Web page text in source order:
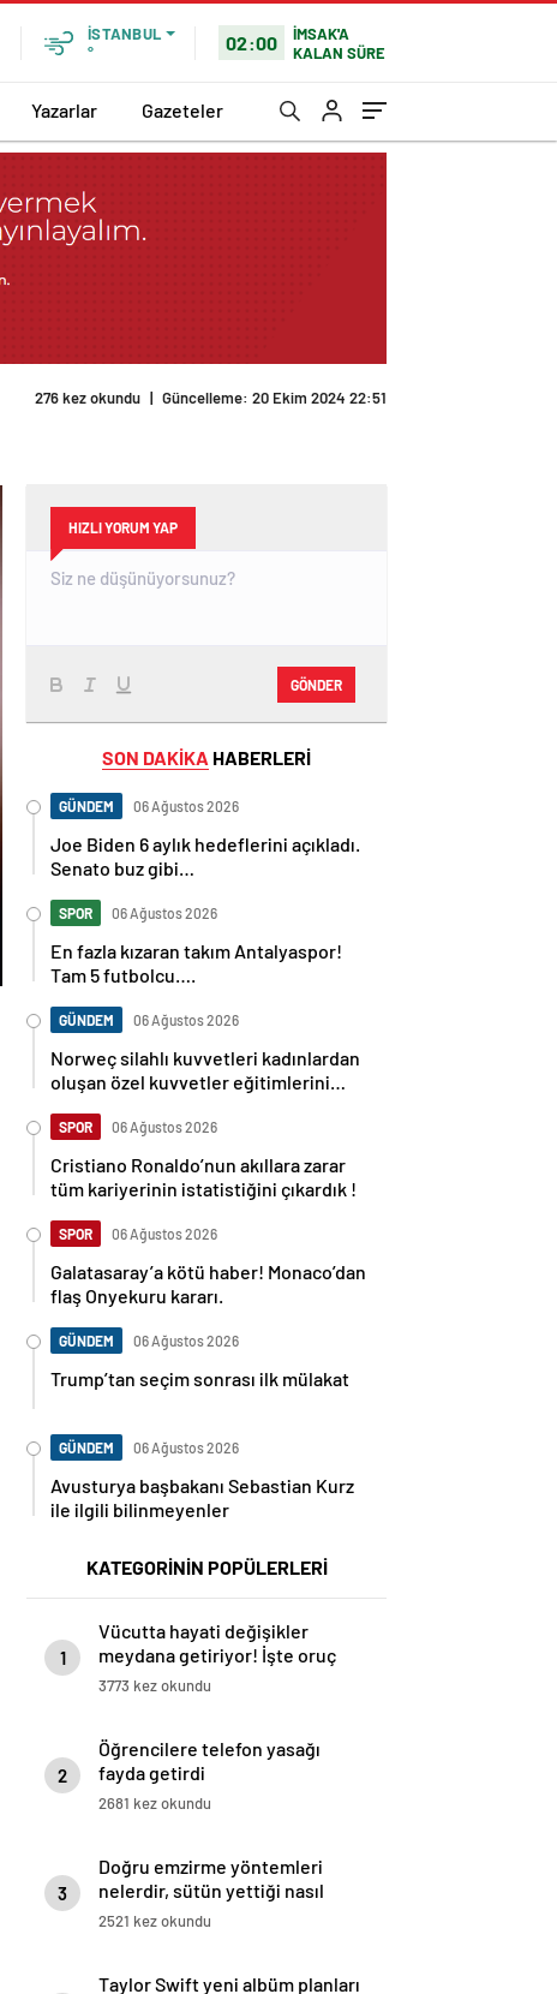
İSTANBUL
°
02:00
İMSAK'A
KALAN SÜRE
Yazarlar Gazeteler
276 kez okundu | Güncelleme: 20 Ekim 2024 22:51
HIZLI YORUM YAP
GÖNDER
SON DAKİKA HABERLERİ
GÜNDEM 06 Ağustos 2026
Joe Biden 6 aylık hedeflerini açıkladı.
Senato buz gibi…
SPOR 06 Ağustos 2026
En fazla kızaran takım Antalyaspor!
Tam 5 futbolcu….
GÜNDEM 06 Ağustos 2026
Norweç silahlı kuvvetleri kadınlardan
oluşan özel kuvvetler eğitimlerini
SPOR 06 Ağustos 2026
Cristiano Ronaldo’nun akıllara zarar
tüm kariyerinin istatistiğini çıkardık !
SPOR 06 Ağustos 2026
Galatasaray’a kötü haber! Monaco’dan
flaş Onyekuru kararı.
GÜNDEM 06 Ağustos 2026
Trump’tan seçim sonrası ilk mülakat
GÜNDEM 06 Ağustos 2026
Avusturya başbakanı Sebastian Kurz
ile ilgili bilinmeyenler
KATEGORİNİN POPÜLERLERİ
1
Vücutta hayati değişikler
meydana getiriyor! İşte oruç
tutmanın 8 faydası
3773 kez okundu
2
Öğrencilere telefon yasağı
fayda getirdi
2681 kez okundu
3
Doğru emzirme yöntemleri
nelerdir, sütün yettiği nasıl
anlaşılır?
2521 kez okundu
Taylor Swift yeni albüm planları